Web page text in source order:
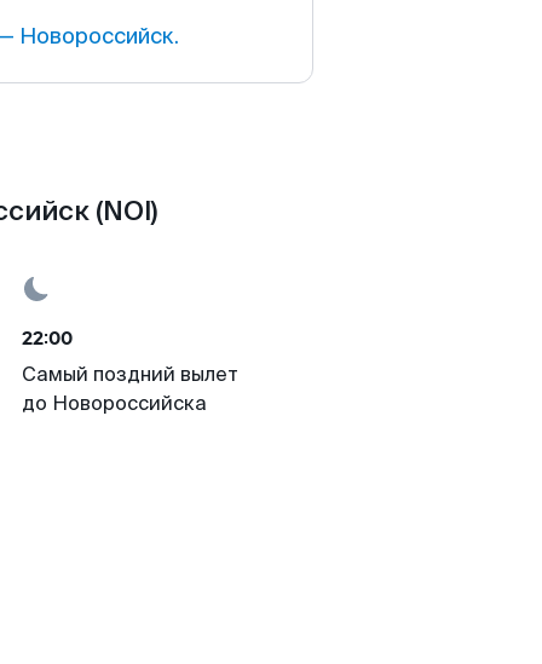
Новороссийск.
(NOI)
22:00
Самый поздний вылет
до Новороссийска